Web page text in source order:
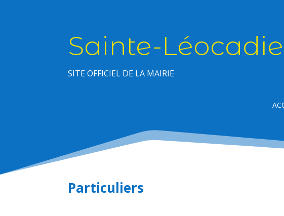
Sainte-Léocadie
SITE OFFICIEL DE LA MAIRIE
Particuliers